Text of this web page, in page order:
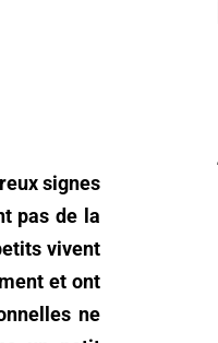
signes
pas de la
vivent
et ont
ne